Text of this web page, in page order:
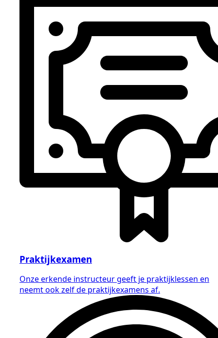
Praktijkexamen
Onze erkende instructeur geeft je praktijklessen en
neemt ook zelf de praktijkexamens af.